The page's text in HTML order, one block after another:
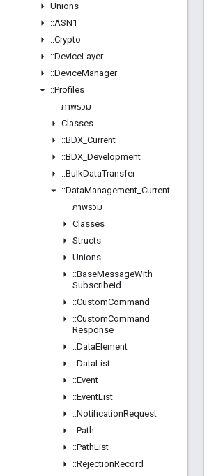
Unions
::ASN1
::Crypto
::DeviceLayer
::DeviceManager
::Profiles
ภาพรวม
Classes
::BDX Current
::BDX Development
::BulkDataTransfer
::DataManagement Current
ภาพรวม
Classes
Structs
Unions
::BaseMessageWith
SubscribeId
::CustomCommand
::CustomCommand
Response
::DataElement
::DataList
::Event
::EventList
::NotificationRequest
::Path
::PathList
::RejectionRecord